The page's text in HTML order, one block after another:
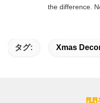
the difference.
manual
visual clarity is
タグ: Xmas